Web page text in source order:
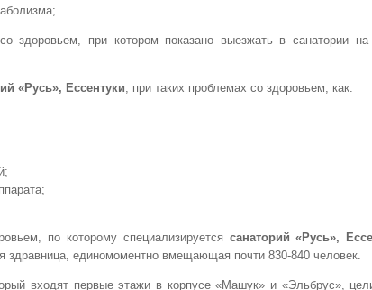
здоровьем, при котором показано выезжать в санатории на
«Русь», Ессентуки , при таких проблемах со здоровьем, как:
по которому специализируется санаторий «Русь»,
здравница, единомоментно вмещающая почти 830-840 человек.
входят первые этажи в корпусе «Машук» и «Эльбрус»,